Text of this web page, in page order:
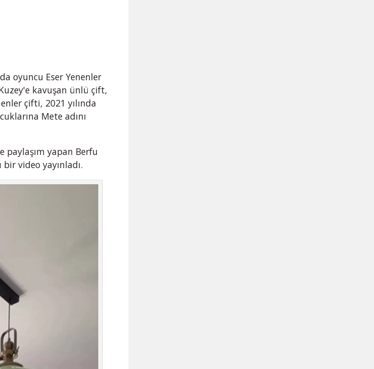
oyuncu Eser Yenenler
kavuşan ünlü çift,
çifti, 2021 yılında
Mete adını
paylaşım yapan Berfu
bir video yayınladı.